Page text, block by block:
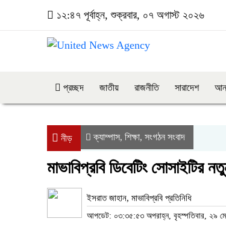
১২:৪৭ পূর্বাহ্ন, শুক্রবার, ০৭ অগাস্ট ২০২৬
প্রচ্ছদ জাতীয় রাজনীতি সারাদেশ
নীড় ক্যাম্পাস, শিক্ষা, সংগঠন সংবাদ
মাভাবিপ্রবি ডিবেটিং সোসাইটির
ইসরাত জাহান, মাভাবিপ্রবি প্রতিনিধি
আপডেট: ০৩:৩৫:৫৩ অপরাহ্ন, বৃহস্পতিবার, ২৯